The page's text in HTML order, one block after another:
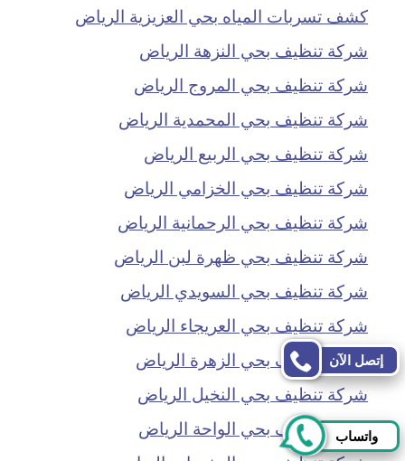
كشف تسربات المياه بحي العزيزية الرياض
شركة تنظيف بحي النزهة الرياض
شركة تنظيف بحي المروج الرياض
شركة تنظيف بحي المحمدية الرياض
شركة تنظيف بحي الربيع الرياض
شركة تنظيف بحي الخزامي الرياض
شركة تنظيف بحي الرحمانية الرياض
شركة تنظيف بحي ظهرة لبن الرياض
شركة تنظيف بحي السويدي الرياض
شركة تنظيف بحي العريجاء الرياض
شركة تنظيف بحي الزهرة الرياض
شركة تنظيف بحي النخيل الرياض
شركة تنظيف بحي الواحة الرياض
إتصل الآن
واتساب